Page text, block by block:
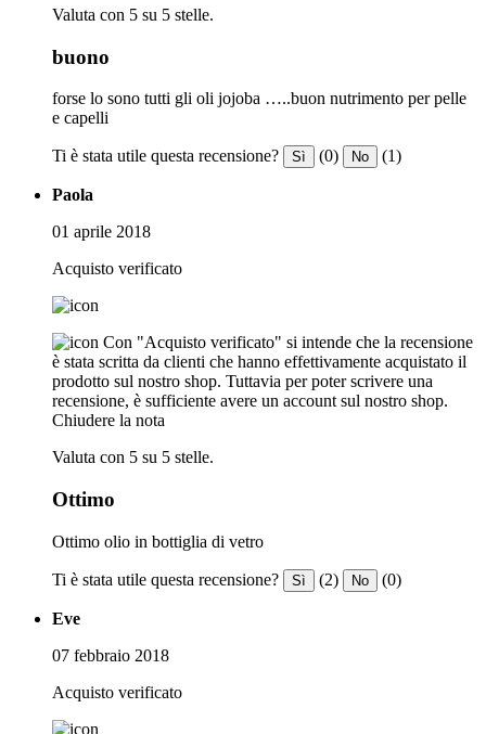
Valuta con 5 su 5 stelle.
buono
forse lo sono tutti gli oli jojoba …..buon nutrimento per pelle
e capelli
Ti è stata utile questa recensione? Sì (0) No (1)
Paola
01 aprile 2018
Acquisto verificato
Con "Acquisto verificato" si intende che la recensione
è stata scritta da clienti che hanno effettivamente acquistato il
prodotto sul nostro shop. Tuttavia per poter scrivere una
recensione, è sufficiente avere un account sul nostro shop.
Chiudere la nota
Valuta con 5 su 5 stelle.
Ottimo
Ottimo olio in bottiglia di vetro
Ti è stata utile questa recensione? Sì (2) No (0)
Eve
07 febbraio 2018
Acquisto verificato